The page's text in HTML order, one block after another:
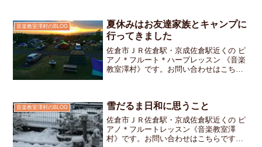
入れるのはちょっとドキドキします近所
のスリランカ料理屋で「行...
音楽教室澤村のBLOG
夏休みはお友達家族とキャンプに
行ってきました
佐倉市ＪＲ佐倉駅・京成佐倉駅近くの ピ
アノ＊フルート＊ハープレッスン 《音楽
教室澤村》です。お問い合わせはこちら
キャンプ場に付くと「...
音楽教室澤村のBLOG 雪だるま日和に思うこと
佐倉市ＪＲ佐倉駅・京成佐倉駅近くの ピ
アノ＊フルートレッスン《音楽教室澤
村》です。お問い合わせはこちらです起